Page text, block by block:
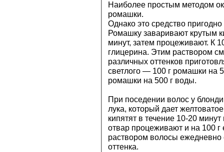
Наиболее простым методом
ромашки.
Однако это средство
Ромашку заваривают крутым
минут, затем процеживают. К
глицерина. Этим раствором
различных оттенков
светлого — 100 г ромашки на
ромашки на 500 г воды.
При поседении волос у
лука, который дает
кипятят в течение 10-20
отвар процеживают и на 100 г
раствором волосы
оттенка.